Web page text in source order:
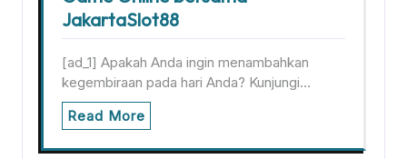
JakartaSlot88
[ad_1] Apakah Anda ingin menambahkan
kegembiraan pada hari Anda? Kunjungi…
Read More